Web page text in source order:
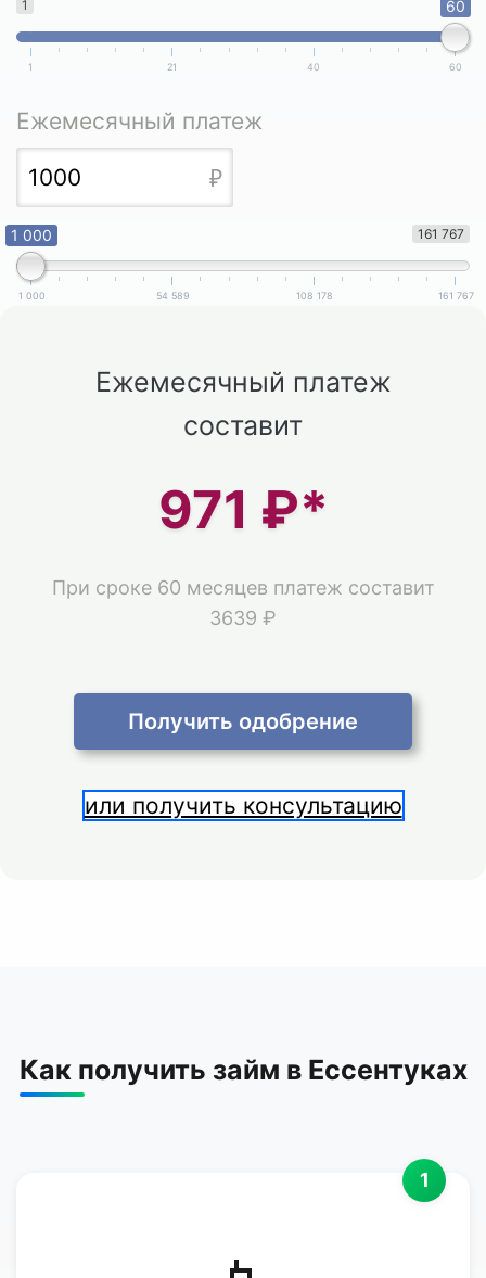
1 60
1 21 40 60
Ежемесячный платеж
161 767
1 000
1 000 54 589 108 178 161 767
Ежемесячный платеж
составит
971 ₽*
При сроке 60 месяцев платеж составит
3639 ₽
Получить одобрение
или получить консультацию
Как получить займ в Ессентуках
1